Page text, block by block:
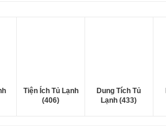
Tiện Ích Tủ Lạnh
(406)
Dung Tích Tủ
Lạnh (433)